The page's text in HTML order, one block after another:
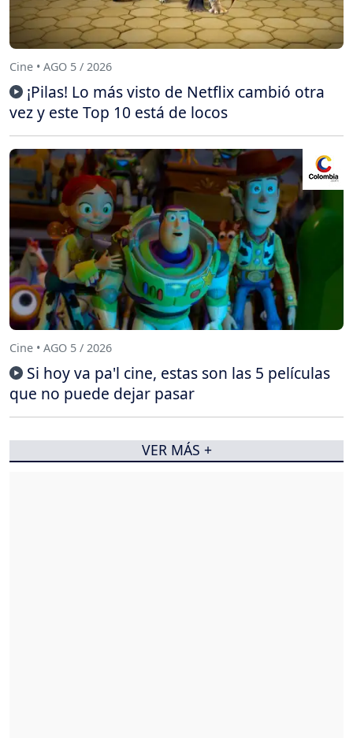
Cine • AGO 5 / 2026
¡Pilas! Lo más visto de Netflix cambió otra
vez y este Top 10 está de locos
Cine • AGO 5 / 2026
Si hoy va pa'l cine, estas son las 5 películas
que no puede dejar pasar
VER MÁS +